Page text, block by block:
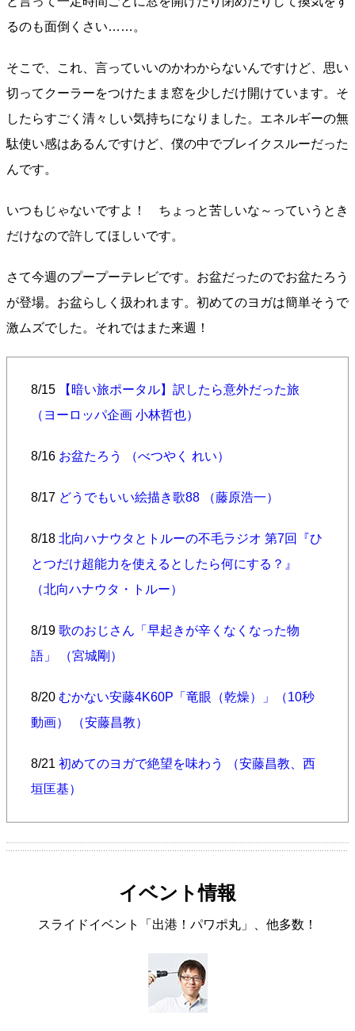
るのも面倒くさい……。
そこで、これ、言っていいのかわからないんですけど、思い
切ってクーラーをつけたまま窓を少しだけ開けています。そ
したらすごく清々しい気持ちになりました。エネルギーの無
駄使い感はあるんですけど、僕の中でブレイクスルーだった
んです。
いつもじゃないですよ！ ちょっと苦しいな～っていうとき
だけなので許してほしいです。
さて今週のプープーテレビです。お盆だったのでお盆たろう
が登場。お盆らしく扱われます。初めてのヨガは簡単そうで
激ムズでした。それではまた来週！
8/15 【暗い旅ポータル】訳したら意外だった旅
（ヨーロッパ企画 小林哲也）
8/16 お盆たろう （べつやく れい）
8/17 どうでもいい絵描き歌88 （藤原浩一）
8/18 北向ハナウタとトルーの不毛ラジオ 第7回『ひ
とつだけ超能力を使えるとしたら何にする？』
（北向ハナウタ・トルー）
8/19 歌のおじさん「早起きが辛くなくなった物
語」 （宮城剛）
8/20 むかない安藤4K60P「竜眼（乾燥）」（10秒
動画） （安藤昌教）
8/21 初めてのヨガで絶望を味わう （安藤昌教、西
垣匡基）
イベント情報
スライドイベント「出港！パワポ丸」、他多数！